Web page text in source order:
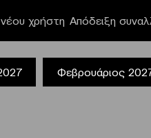
Απόδειξη
χρήστη
Φεβρουάριος